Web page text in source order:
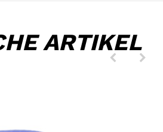
ARTIKEL